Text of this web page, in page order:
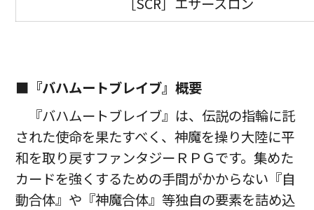
■『バハムートブレイブ』概要
『バハムートブレイブ』は、伝説の指輪に託
された使命を果たすべく、神魔を操り大陸に平
和を取り戻すファンタジーＲＰＧです。集めた
カードを強くするための手間がかからない『自
動合体』や『神魔合体』等独自の要素を詰め込